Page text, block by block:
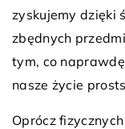
zyskujemy dzięki
zbędnych
tym, co
nasze życie
Oprócz